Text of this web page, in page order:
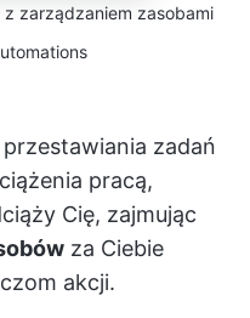
zarządzaniem zasobami
przestawiania zadań
pracą,
Cię, zajmując
za Ciebie
akcji.